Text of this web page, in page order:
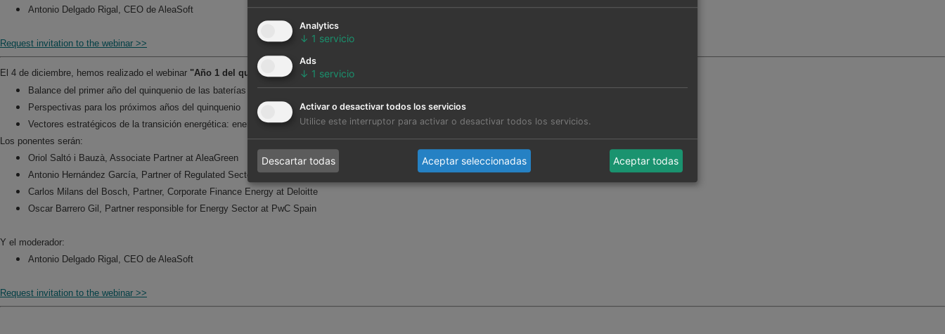
Antonio Delgado Rigal, CEO de AleaSoft
Request invitation to the webinar >>
El 4 de diciembre, hemos realizado el webinar "Año 1 del quinquenio de las baterías: avances y perspectivas"
Balance del primer año del quinquenio de las baterías
Perspectivas para los próximos años del quinquenio
Vectores estratégicos de la transición energética: energías renovables, demanda, redes y almacenamiento
Los ponentes serán:
Oriol Saltó i Bauzà, Associate Partner at AleaGreen
Antonio Hernández García, Partner of Regulated Sectors at EY
Carlos Milans del Bosch, Partner, Corporate Finance Energy at Deloitte
Oscar Barrero Gil, Partner responsible for Energy Sector at PwC Spain
Y el moderador:
Antonio Delgado Rigal, CEO de AleaSoft
Request invitation to the webinar >>
Analytics
↓ 1 servicio
Ads
↓ 1 servicio
Activar o desactivar todos los servicios
Utilice este interruptor para activar o desactivar todos los servicios.
Descartar todas Aceptar seleccionadas Aceptar todas